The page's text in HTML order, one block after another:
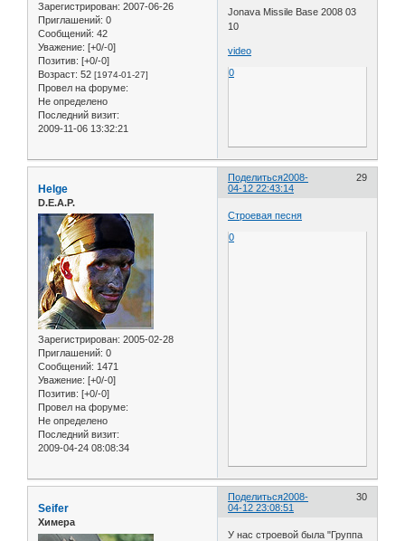
Зарегистрирован: 2007-06-26
Приглашений: 0
Сообщений: 42
Уважение: [+0/-0]
Позитив: [+0/-0]
Возраст: 52 [1974-01-27]
Провел на форуме:
Не определено
Последний визит:
2009-11-06 13:32:21
Jonava Missile Base 2008 03
10
video
0
Поделиться 29
2008-
04-12 22:43:14
Helge
D.E.A.P.
Зарегистрирован: 2005-02-28
Приглашений: 0
Сообщений: 1471
Уважение: [+0/-0]
Позитив: [+0/-0]
Провел на форуме:
Не определено
Последний визит:
2009-04-24 08:08:34
Строевая песня
0
Поделиться 30
2008-
04-12 23:08:51
Seifer
Химера
У нас строевой была "Группа